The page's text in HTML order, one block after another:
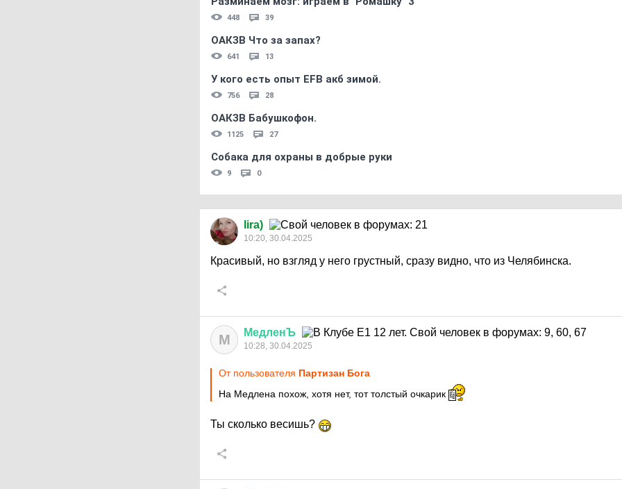
448 39
ОАКЗВ Что за запах?
641 13
У кого есть опыт EFB акб зимой.
756 28
ОАКЗВ Бабушкофон.
1125 27
Собака для охраны в добрые руки
9 0
lira)
10:20, 30.04.2025
Красивый, но взгляд у него грустный, сразу видно, что из Челябинска.
М МедленЪ
10:28, 30.04.2025
От пользователя Партизан Бога
На Медлена похож, хотя нет, тот толстый очкарик
Ты сколько весишь?